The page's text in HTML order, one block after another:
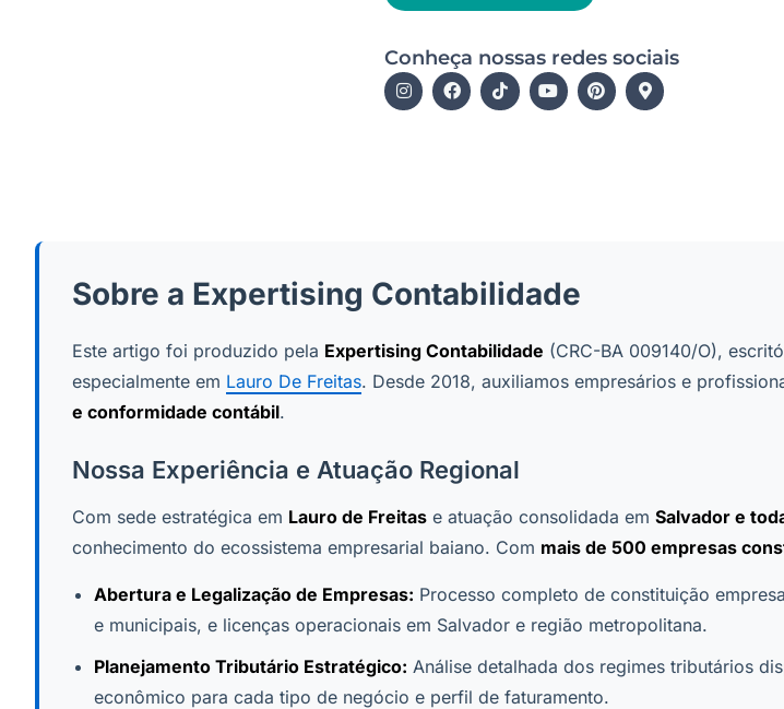
Conheça nossas redes sociais
Sobre a Expertising Contabilidade
Este artigo foi produzido pela Expertising Contabilidade (CRC-BA 009140/O),
especialmente em Lauro De Freitas. Desde 2018, auxiliamos empresários e
e conformidade contábil.
Nossa Experiência e Atuação Regional
Com sede estratégica em Lauro de Freitas e atuação consolidada em Salvador e
conhecimento do ecossistema empresarial baiano. Com mais de 500 empresas
Abertura e Legalização de Empresas: Processo completo de constituição
e municipais, e licenças operacionais em Salvador e região metropolitana.
Planejamento Tributário Estratégico: Análise detalhada dos regimes tributários
econômico para cada tipo de negócio e perfil de faturamento.